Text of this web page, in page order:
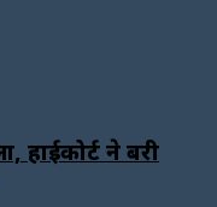
ने बरी